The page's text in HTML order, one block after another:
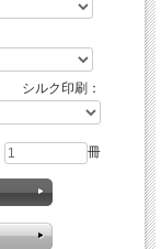
シルク印刷：
冊